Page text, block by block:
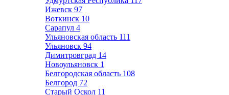
Ижевск 97
Воткинск 10
Сарапул 4
Ульяновская область 111
Ульяновск 94
Димитровград 14
Новоульяновск 1
Белгородская область 108
Белгород 72
Старый Оскол 11